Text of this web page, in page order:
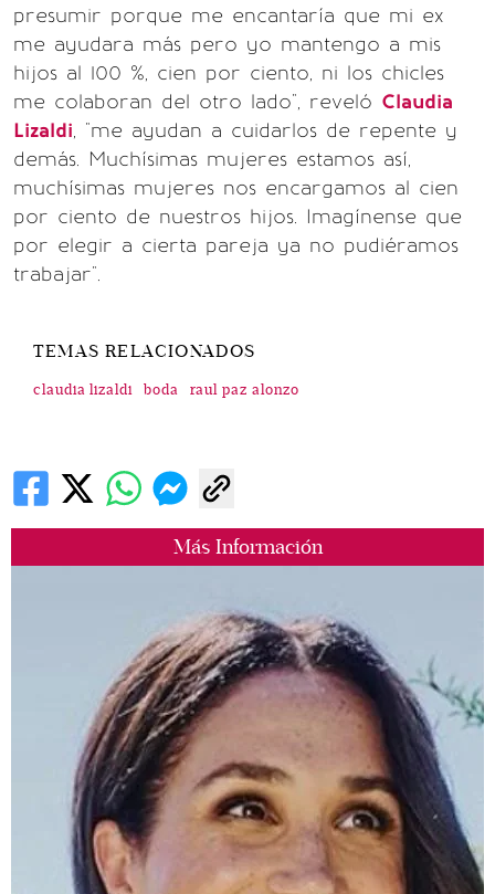
Más Información
presumir porque me encantaría que mi ex
me ayudara más pero yo mantengo a mis
hijos al 100 %, cien por ciento, ni los chicles
me colaboran del otro lado", reveló Claudia
Lizaldi, "me ayudan a cuidarlos de repente y
demás. Muchísimas mujeres estamos así,
muchísimas mujeres nos encargamos al cien
por ciento de nuestros hijos. Imagínense que
por elegir a cierta pareja ya no pudiéramos
trabajar".
TEMAS RELACIONADOS
claudia lizaldi boda raul paz alonzo